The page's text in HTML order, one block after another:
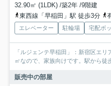
32.90㎡ (1LDK) /築2年 /9階建
東西線「早稲田」駅 徒歩3分
エレベーター 駐輪場 宅配ボ
「ルジェンテ早稲田」：新宿区エ
㎡なので、家族向けです。駅から徒
販売中の部屋